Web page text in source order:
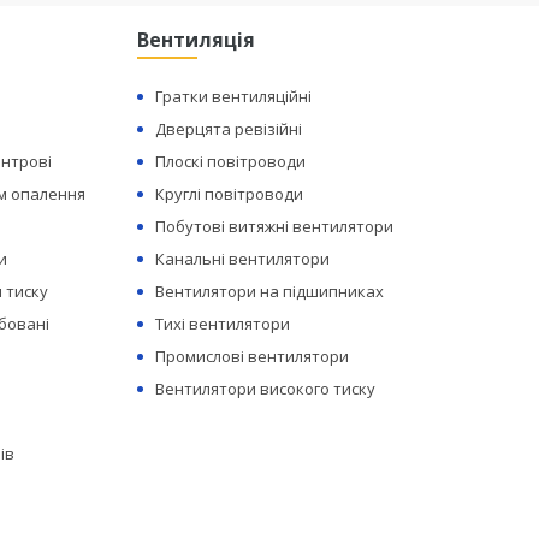
опалення
Вентиляція
Гратки вентиляційні
Дверцята ревізійні
Плоскі повітроводи
Круглі повітроводи
Побутові витяжні вентилятори
Канальні вентилятори
Вентилятори на підшипниках
Тихі вентилятори
Промислові вентилятори
Вентилятори високого тиску